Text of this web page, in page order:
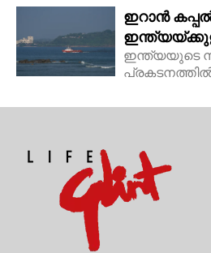
ഇറാൻ
ഇന്ത്യയുടെ